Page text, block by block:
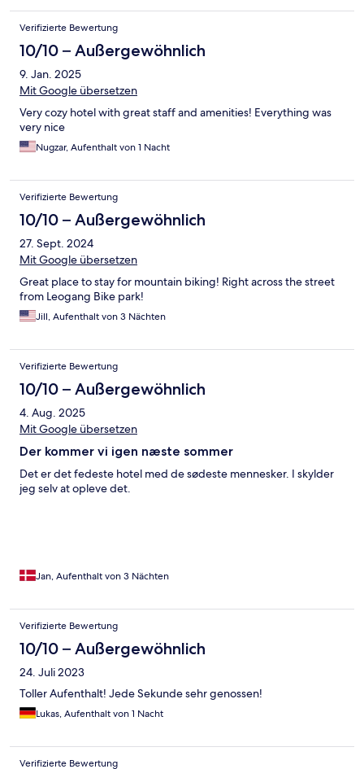
Verifizierte Bewertung
10/10 – Außergewöhnlich
9. Jan. 2025
Mit Google übersetzen
Very cozy hotel with great staff and amenities! Everything was
very nice
Nugzar, Aufenthalt von 1 Nacht
Verifizierte Bewertung
10/10 – Außergewöhnlich
27. Sept. 2024
Mit Google übersetzen
Great place to stay for mountain biking! Right across the street
from Leogang Bike park!
Jill, Aufenthalt von 3 Nächten
Verifizierte Bewertung
10/10 – Außergewöhnlich
4. Aug. 2025
Mit Google übersetzen
Der kommer vi igen næste sommer
Det er det fedeste hotel med de sødeste mennesker. I skylder
jeg selv at opleve det.
Jan, Aufenthalt von 3 Nächten
Verifizierte Bewertung
10/10 – Außergewöhnlich
24. Juli 2023
Toller Aufenthalt! Jede Sekunde sehr genossen!
Lukas, Aufenthalt von 1 Nacht
Verifizierte Bewertung